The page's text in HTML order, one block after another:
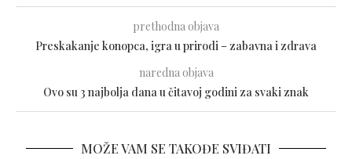
prethodna objava
Preskakanje konopca, igra u prirodi – zabavna i zdrava
naredna objava
Ovo su 3 najbolja dana u čitavoj godini za svaki znak
MOŽE VAM SE TAKOĐE SVIĐATI